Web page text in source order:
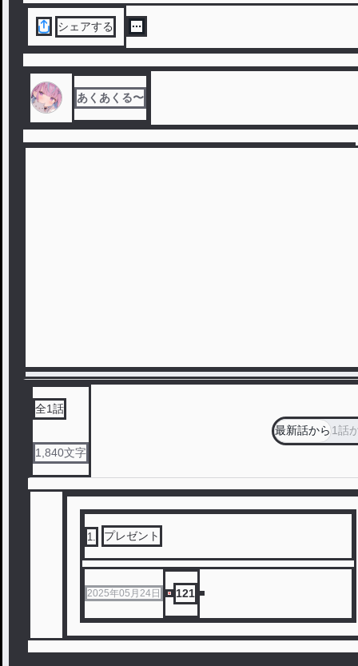
シェアする
あくあくる〜
全1話
1,840文字
最新話から1話
1 プレゼント
2025年05月24日 121